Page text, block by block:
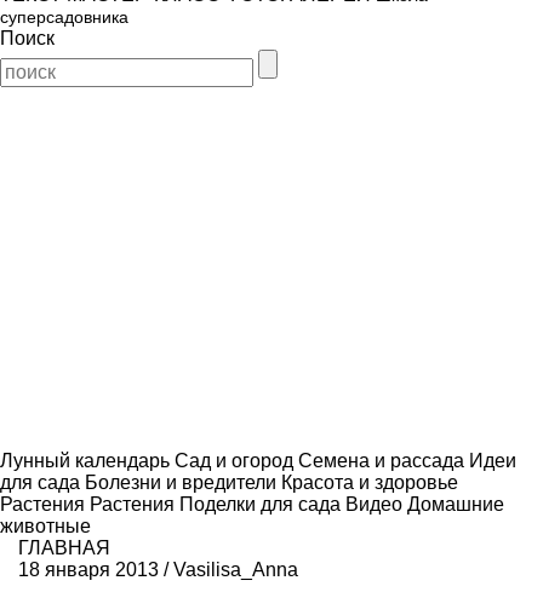
суперсадовника
Поиск
Лунный календарь Сад и огород Семена и рассада Идеи
для сада Болезни и вредители Красота и здоровье
Растения Растения Поделки для сада Видео Домашние
животные
ГЛАВНАЯ
18 января 2013 /Vasilisa_Anna